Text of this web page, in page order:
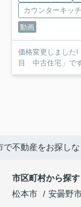
カウンターキッ
動画
価格変更しました
目 中古住宅」で
で不動産をお探し
市区町村から探す
松本市
安曇野